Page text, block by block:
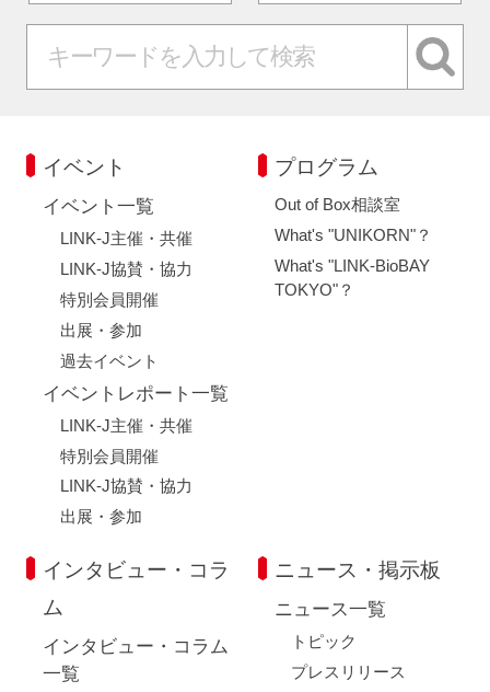
イベント
イベント一覧
LINK-J主催・共催
LINK-J協賛・協力
特別会員開催
出展・参加
過去イベント
イベントレポート一覧
LINK-J主催・共催
特別会員開催
LINK-J協賛・協力
出展・参加
プログラム
Out of Box相談室
What's "UNIKORN"？
What's "LINK-BioBAY
TOKYO"？
インタビュー・コラ
ム
インタビュー・コラム
一覧
ニュース・掲示板
ニュース一覧
トピック
プレスリリース